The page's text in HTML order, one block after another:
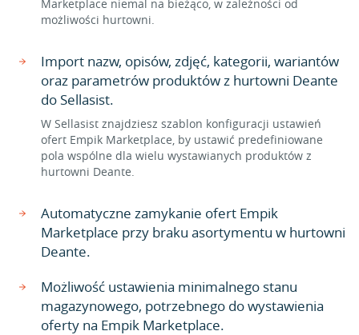
Marketplace niemal na bieżąco, w zależności od
możliwości hurtowni.
Import nazw, opisów, zdjęć, kategorii, wariantów
oraz parametrów produktów z hurtowni Deante
do Sellasist.
W Sellasist znajdziesz szablon konfiguracji ustawień
ofert Empik Marketplace, by ustawić predefiniowane
pola wspólne dla wielu wystawianych produktów z
hurtowni Deante.
Automatyczne zamykanie ofert Empik
Marketplace przy braku asortymentu w hurtowni
Deante.
Możliwość ustawienia minimalnego stanu
magazynowego, potrzebnego do wystawienia
oferty na Empik Marketplace.